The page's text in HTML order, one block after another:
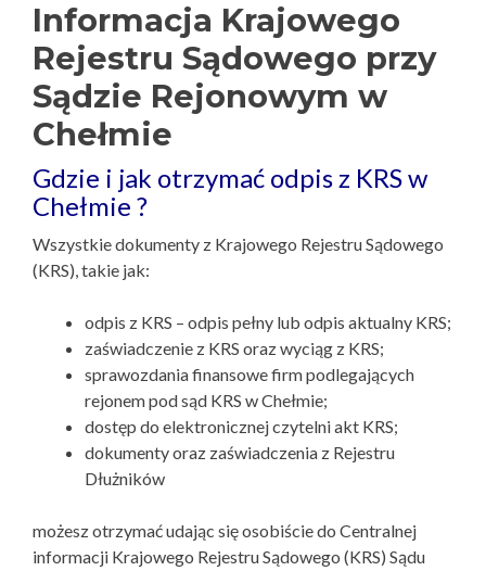
Informacja Krajowego
Rejestru Sądowego przy
Sądzie Rejonowym w
Chełmie
Gdzie i jak otrzymać odpis z KRS w
Chełmie ?
Wszystkie dokumenty z Krajowego Rejestru Sądowego
(KRS), takie jak:
odpis z KRS – odpis pełny lub odpis aktualny KRS;
zaświadczenie z KRS oraz wyciąg z KRS;
sprawozdania finansowe firm podlegających
rejonem pod sąd KRS w Chełmie;
dostęp do elektronicznej czytelni akt KRS;
dokumenty oraz zaświadczenia z Rejestru
Dłużników
możesz otrzymać udając się osobiście do Centralnej
informacji Krajowego Rejestru Sądowego (KRS) Sądu